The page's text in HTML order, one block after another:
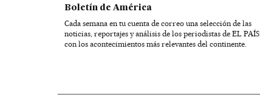
Boletín de América
Cada semana en tu cuenta de correo una selección de las
noticias, reportajes y análisis de los periodistas de EL PAÍS
con los acontecimientos más relevantes del continente.